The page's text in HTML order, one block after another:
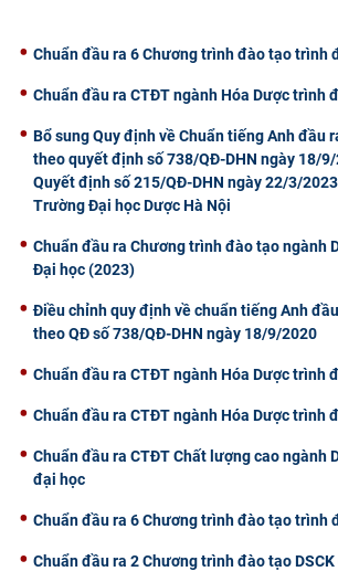
CỰU NGƯỜI HỌC
Chuẩn đầu ra 6 Chương trình đào tạo trình
Chuẩn đầu ra CTĐT ngành Hóa Dược trình
Bổ sung Quy định về Chuẩn tiếng Anh đầu
theo quyết định số 738/QĐ-DHN ngày 18/
Quyết định số 215/QĐ-DHN ngày 22/3/
Trường Đại học Dược Hà Nội
Chuẩn đầu ra Chương trình đào tạo ngành
Đại học (2023)
Điều chỉnh quy định về chuẩn tiếng Anh
theo QĐ số 738/QĐ-DHN ngày 18/9/2020
Chuẩn đầu ra CTĐT ngành Hóa Dược trình
Chuẩn đầu ra CTĐT ngành Hóa Dược trình
Chuẩn đầu ra CTĐT Chất lượng cao ngành
đại học
Chuẩn đầu ra 6 Chương trình đào tạo trình
Chuẩn đầu ra 2 Chương trình đào tạo